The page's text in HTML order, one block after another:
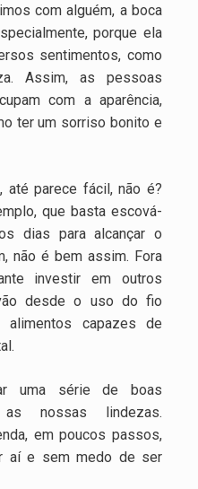
com alguém, a boca
porque ela
sentimentos, como
Assim, as pessoas
com a aparência,
ter um sorriso bonito e
até parece fácil, não é?
que basta escová-
dias para alcançar o
não é bem assim. Fora
investir em outros
desde o uso do fio
capazes de
uma série de boas
nossas lindezas.
em poucos passos,
aí e sem medo de ser